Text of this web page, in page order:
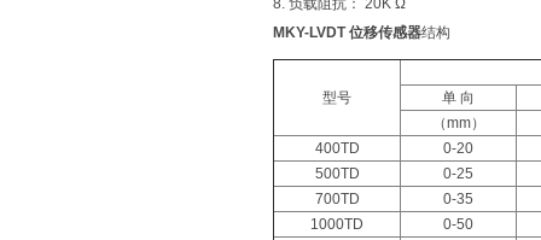
8. 负载阻抗： 20K Ω
MKY-LVDT 位移传感器结构
型号
单 向
（mm）
400TD
0-20
500TD
0-25
700TD
0-35
1000TD
0-50